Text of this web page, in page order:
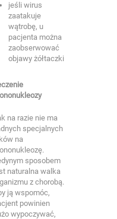
jeśli wirus
zaatakuje
wątrobę, u
pacjenta można
zaobserwować
objawy żółtaczki
na razie nie ma
specjalnych
na
sposobem
naturalna walka
z chorobą.
ją wspomóc,
powinien
wypoczywać,